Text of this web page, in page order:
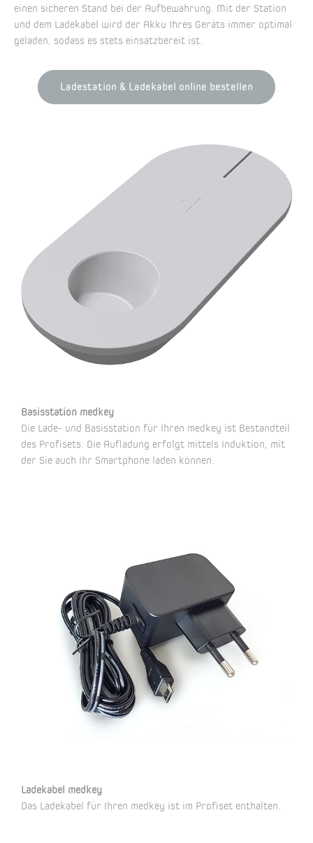
einen sicheren Stand bei der Aufbewahrung. Mit der Station
und dem Ladekabel wird der Akku Ihres Geräts immer optimal
geladen, sodass es stets einsatzbereit ist.
Ladestation & Ladekabel online bestellen
Basisstation medkey
Die Lade- und Basisstation für Ihren medkey ist Bestandteil
des Profisets. Die Aufladung erfolgt mittels Induktion, mit
der Sie auch Ihr Smartphone laden können.
Ladekabel medkey
Das Ladekabel für Ihren medkey ist im Profiset enthalten.